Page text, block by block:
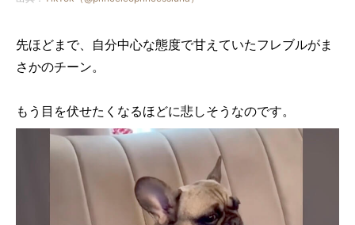
先ほどまで、自分中心な態度で甘えていたフレブルがま
さかのチーン。
もう目を伏せたくなるほどに悲しそうなのです。